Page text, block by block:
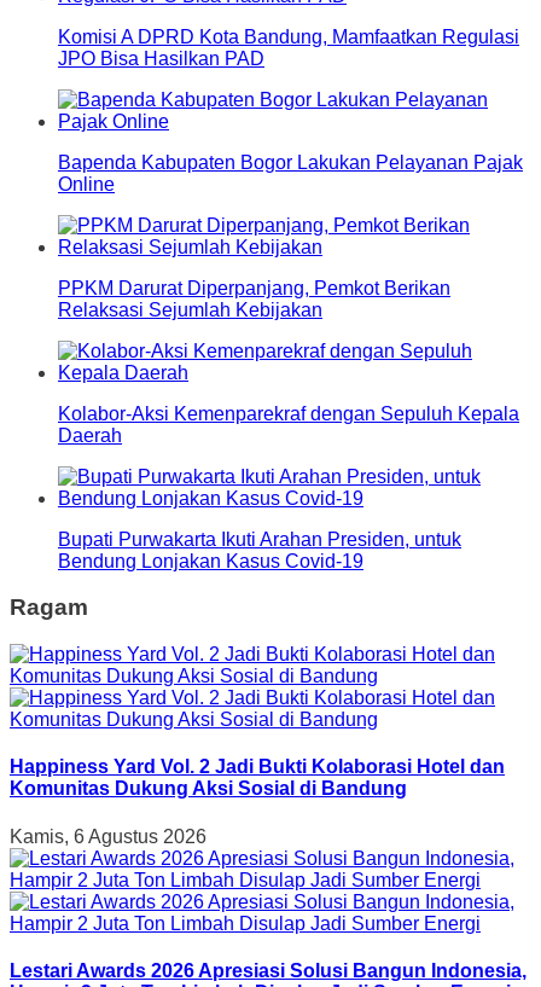
Komisi A DPRD Kota Bandung, Mamfaatkan Regulasi
JPO Bisa Hasilkan PAD
Bapenda Kabupaten Bogor Lakukan Pelayanan Pajak
Online
PPKM Darurat Diperpanjang, Pemkot Berikan
Relaksasi Sejumlah Kebijakan
Kolabor-Aksi Kemenparekraf dengan Sepuluh Kepala
Daerah
Bupati Purwakarta Ikuti Arahan Presiden, untuk
Bendung Lonjakan Kasus Covid-19
Ragam
Happiness Yard Vol. 2 Jadi Bukti Kolaborasi Hotel dan
Komunitas Dukung Aksi Sosial di Bandung
Kamis, 6 Agustus 2026
Lestari Awards 2026 Apresiasi Solusi Bangun Indonesia,